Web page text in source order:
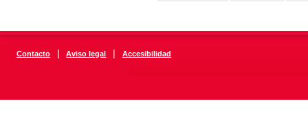
Contacto | Aviso legal | Accesibilidad